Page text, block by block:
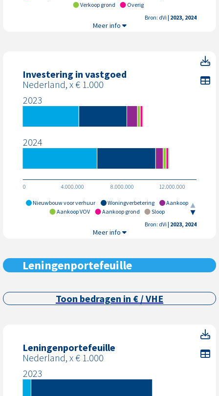
Verkoop grond
Overig
Bron: dVi | 2023, 2024
Inkomsten uit verkoop,
Meer info
Investering in vastgoed
Nederland, x € 1.000
Nieuwbouw voor verhuur Woningverbetering
Aankoop
Aankoop VOV
Aankoop grond
Sloop
0 4.000.000 8.000.000 12.000.000
2024
2023
Bron: dVi | 2023, 2024
Investering in vastgoed,
Meer info
Leningenportefeuille
Toon bedragen in € / VHE
Leningenportefeuille
Nederland, x € 1.000
2023